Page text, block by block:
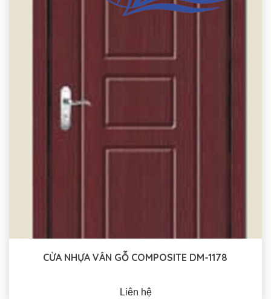
CỬA NHỰA VÂN GỖ COMPOSITE DM-1178
Liên hệ